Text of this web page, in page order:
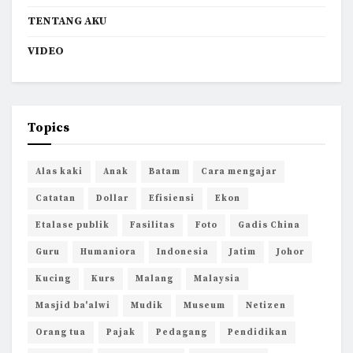
TENTANG AKU
VIDEO
Topics
Alas kaki Anak Batam Cara mengajar
Catatan Dollar Efisiensi Ekon
Etalase publik Fasilitas Foto Gadis China
Guru Humaniora Indonesia Jatim Johor
Kucing Kurs Malang Malaysia
Masjid ba'alwi Mudik Museum Netizen
Orang tua Pajak Pedagang Pendidikan